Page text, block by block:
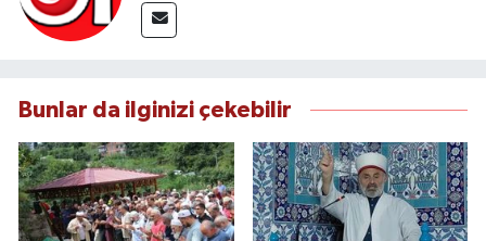
Bunlar da ilginizi çekebilir